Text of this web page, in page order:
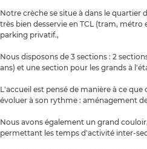
Notre crèche se situe à dans le quartier
très bien desservie en TCL (tram, métro
parking privatif.,
Nous disposons de 3 sections : 2
ans) et une section pour les grands à
L'accueil est pensé de manière à ce que
évoluer à son rythme : aménagement
Nous avons également un grand
permettant les temps d'activité inter-